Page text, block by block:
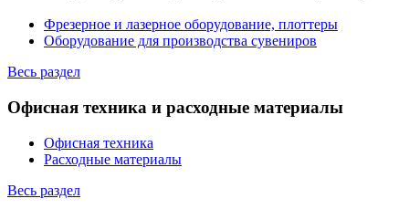
Фрезерное и лазерное оборудование, плоттеры
Оборудование для производства сувениров
Весь раздел
Офисная техника и расходные материалы
Офисная техника
Расходные материалы
Весь раздел